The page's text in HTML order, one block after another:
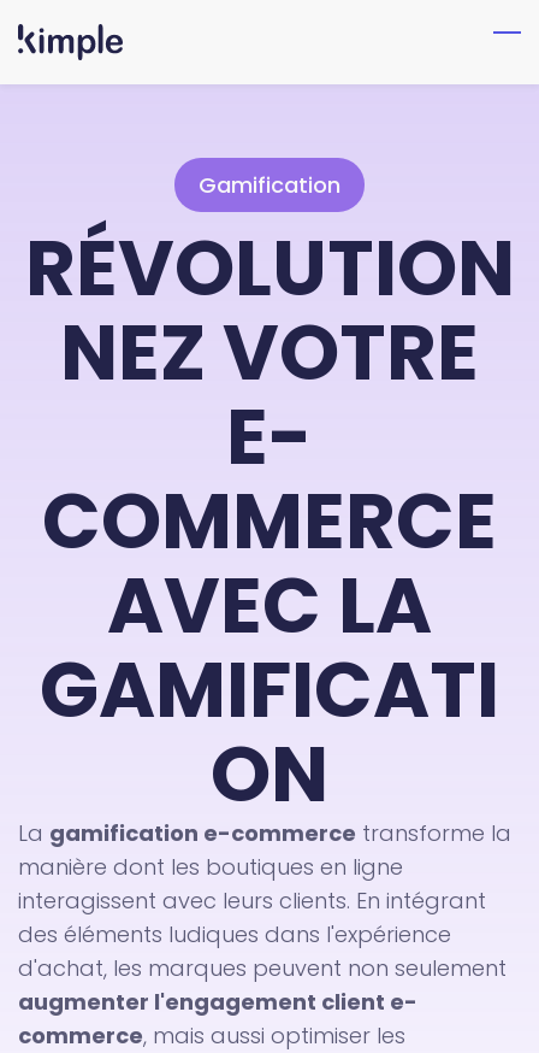
Skip
to
main
Gamification
RÉVOLUTION
NEZ VOTRE
E-
COMMERCE
AVEC LA
GAMIFICATI
ON
La gamification e-commerce transforme la
manière dont les boutiques en ligne
interagissent avec leurs clients. En intégrant
des éléments ludiques dans l'expérience
d'achat, les marques peuvent non seulement
augmenter l'engagement client e-
commerce, mais aussi optimiser les